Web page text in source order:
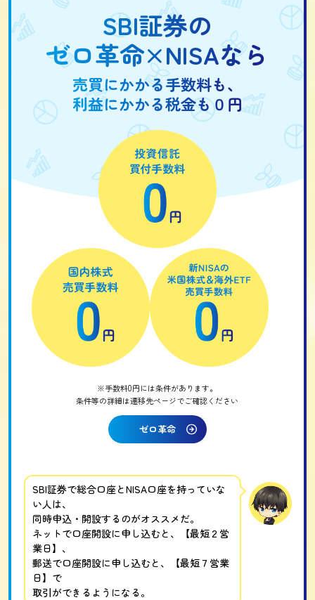
SBI証券の
ゼロ革命×NISAなら
売買にかかる手数料も、
利益にかかる税金も０円
※手数料0円には条件があります。
条件等の詳細は遷移先ページでご確認ください
ゼロ革命
SBI証券で総合口座とNISA口座を持っていな
い人は、
同時申込・開設するのがオススメだ。
ネットで口座開設に申し込むと、【最短２営
業日】、
郵送で口座開設に申し込むと、【最短７営業
日】で
取引ができるようになる。